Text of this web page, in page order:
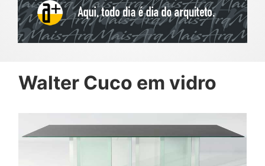
Walter Cuco em vidro